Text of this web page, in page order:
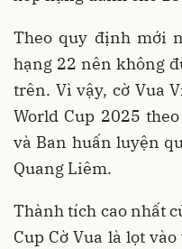
Theo quy định mới
hạng 22 nên không
trên. Vì vậy, cờ Vua
World Cup 2025
và Ban huấn luyện
Quang Liêm.
Thành tích cao nhất
Cup Cờ Vua là lọt